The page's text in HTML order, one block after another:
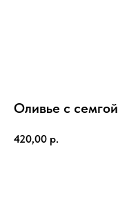
Оливье с семгой
420,00 р.